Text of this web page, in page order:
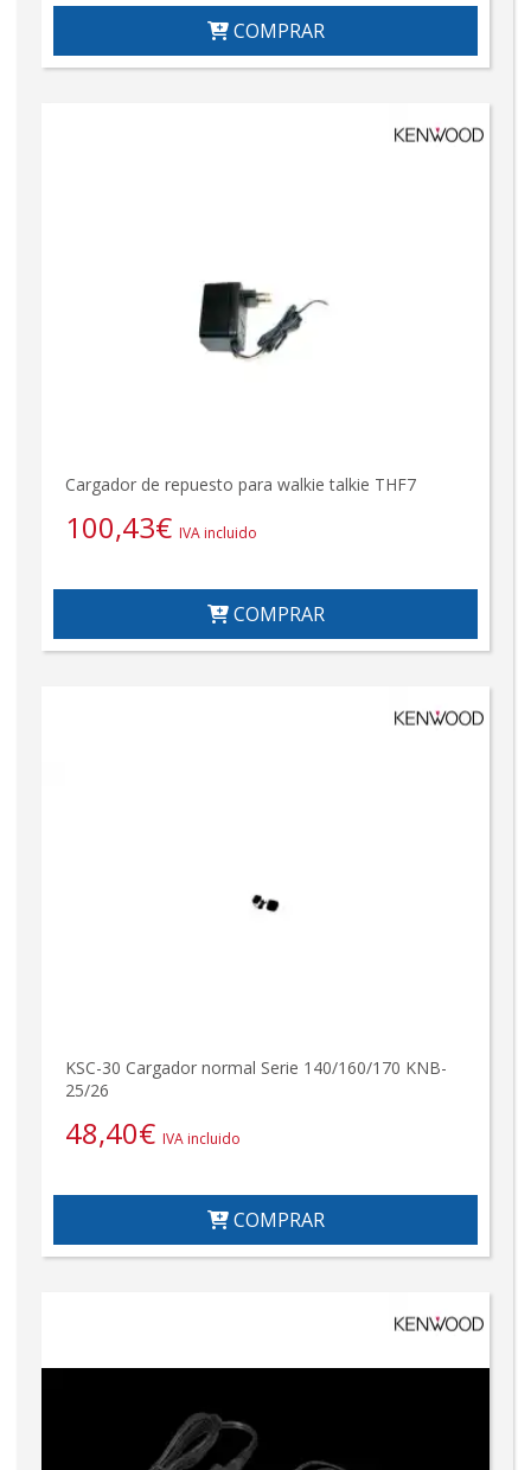
COMPRAR
Cargador de repuesto para walkie talkie THF7
100,43€ IVA incluido
COMPRAR
KSC-30 Cargador normal Serie 140/160/170 KNB-
25/26
48,40€ IVA incluido
COMPRAR